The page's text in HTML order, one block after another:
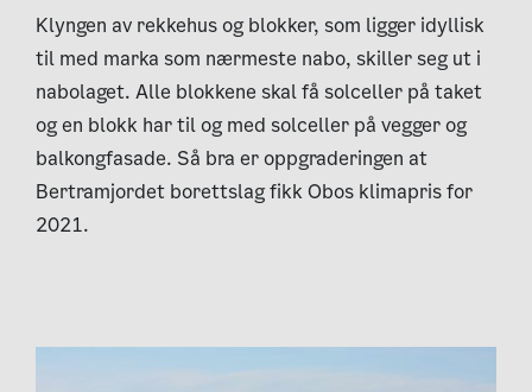
Klyngen av rekkehus og blokker, som ligger idyllisk
til med marka som nærmeste nabo, skiller seg ut i
nabolaget. Alle blokkene skal få solceller på taket
og en blokk har til og med solceller på vegger og
balkongfasade. Så bra er oppgraderingen at
Bertramjordet borettslag fikk Obos klimapris for
2021.